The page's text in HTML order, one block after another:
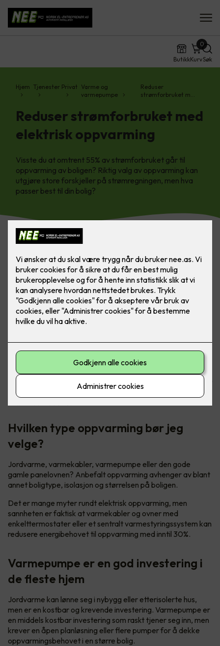
ButikkKurv
0
Søk
Hjem Tjenester Privat Varme og
varmepumpe
Reduser
strømforbruket m…
Reduser strømforbruket med
elektrisk oppvarming
Visste du at omtrent 55% av strømforbruket går til
oppvarming av boligen? Riktig valg av oppvarming kan
utgjøre store forskjeller på strømregningen, men hva
passer best til din bolig?
Oppvarming av boligen tar helt klart mest strøm, da er det
godt at det finnes gode løsninger for å senke
Hvilken type oppvarming bør jeg
velge?
Jordvarme, varmekabler, varmepumpe eller den gode
gamle panelovnen? Anbefalt oppvarming avhenger av blant
annet boligtype, isolasjon og størrelsen på boligen.
Det er mange myter rundt elektrisk oppvarming, men
sannheten er faktisk at varmekabler og ovner med
enkelttermostater eller et sentralt varmestyringssystem kan
redusere energibehovet til oppvarming med inntil 30%.
Varmepumpe er en god investering i
de fleste hjem
Jordvarme kan lønne seg i nybygg eller etterisolerte hus,
men er en kostbar og krevende investering. Varmepumpe er
en middels kostbar investering som raskt tjener seg inn, men
krever en åpen planløsning eller flere pumper for å dekke
oppvarmingsbehovet i en større bolig.